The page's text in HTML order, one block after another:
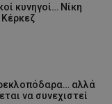
κυνηγοί… Νίκη
αλλά
να συνεχιστεί